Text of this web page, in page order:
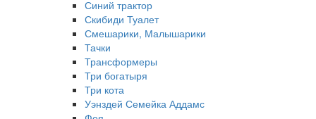
Синий трактор
Скибиди Туалет
Смешарики, Малышарики
Тачки
Трансформеры
Три богатыря
Три кота
Уэнздей Семейка Аддамс